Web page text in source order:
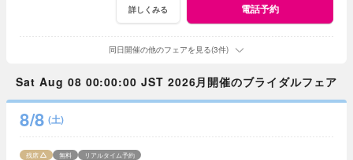
詳しくみる 電話予約
同日開催の他のフェアを見る(3件)
Sat Aug 08 00:00:00 JST 2026月開催のブライダルフェア
8/8 (土)
残席 無料 リアルタイム予約